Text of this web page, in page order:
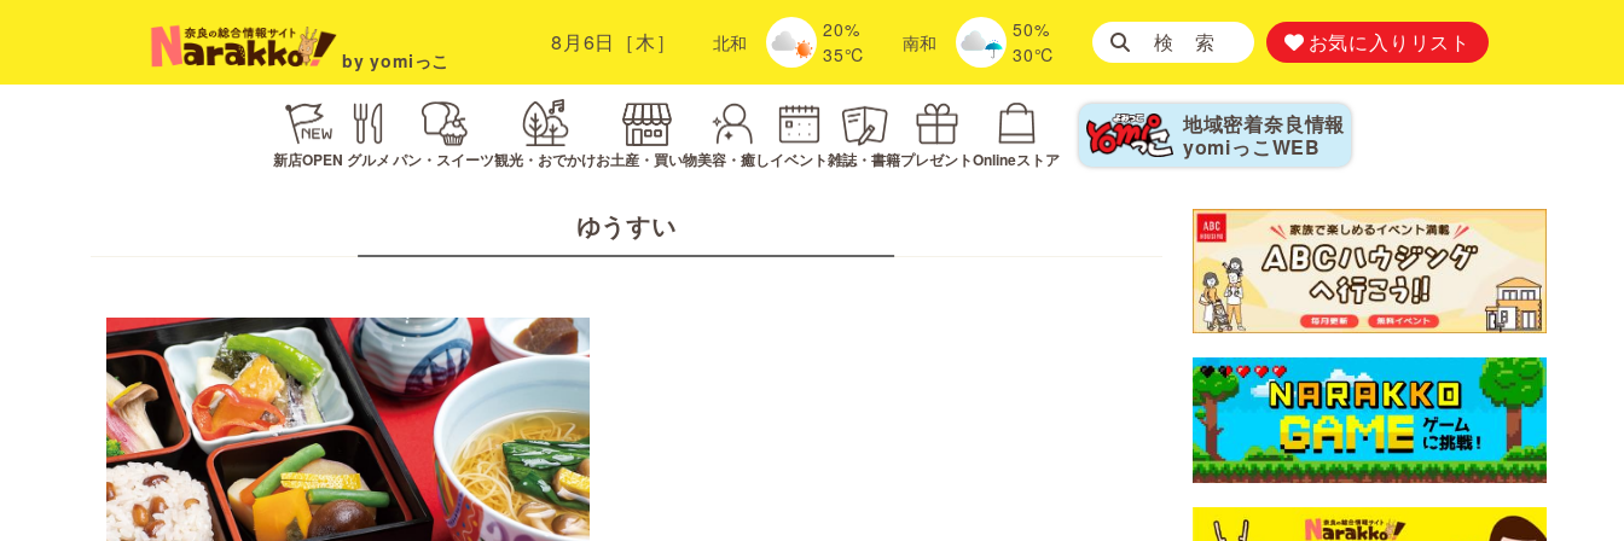
by yomiっこ
8月6日［木］ 北和
20%
35℃
南和
50%
30℃
検 索 お気に入りリスト
新店OPEN グルメ パン・スイーツ観光・おでかけお土産・買い物美容・癒しイベント雑誌・書籍プレゼントOnlineストア
地域密着奈良情報
yomiっこ WEB
ゆうすい